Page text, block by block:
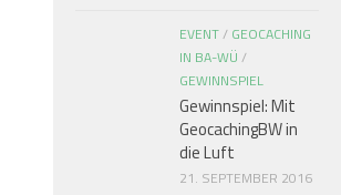
EVENT/ GEOCACHING
IN BA-WÜ /
GEWINNSPIEL
Gewinnspiel: Mit
GeocachingBW in
die Luft
21. SEPTEMBER 2016